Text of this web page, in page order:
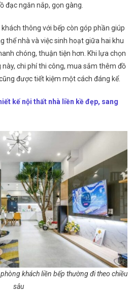
đạc ngăn nắp, gọn gàng.
thông với bếp còn góp phần giúp
thể nhà và việc sinh hoạt giữa hai khu
chóng, thuận tiện hơn. Khi lựa chọn
chi phí thi công, mua sắm thêm đồ
được tiết kiệm một cách đáng kể.
kế nội thất nhà liền kề đẹp, sang
khách liền bếp thường đi theo chiều
sâu